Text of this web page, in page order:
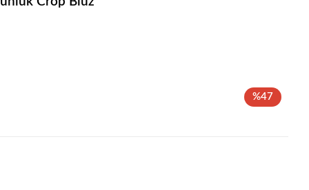
harika bir tercih.
%47